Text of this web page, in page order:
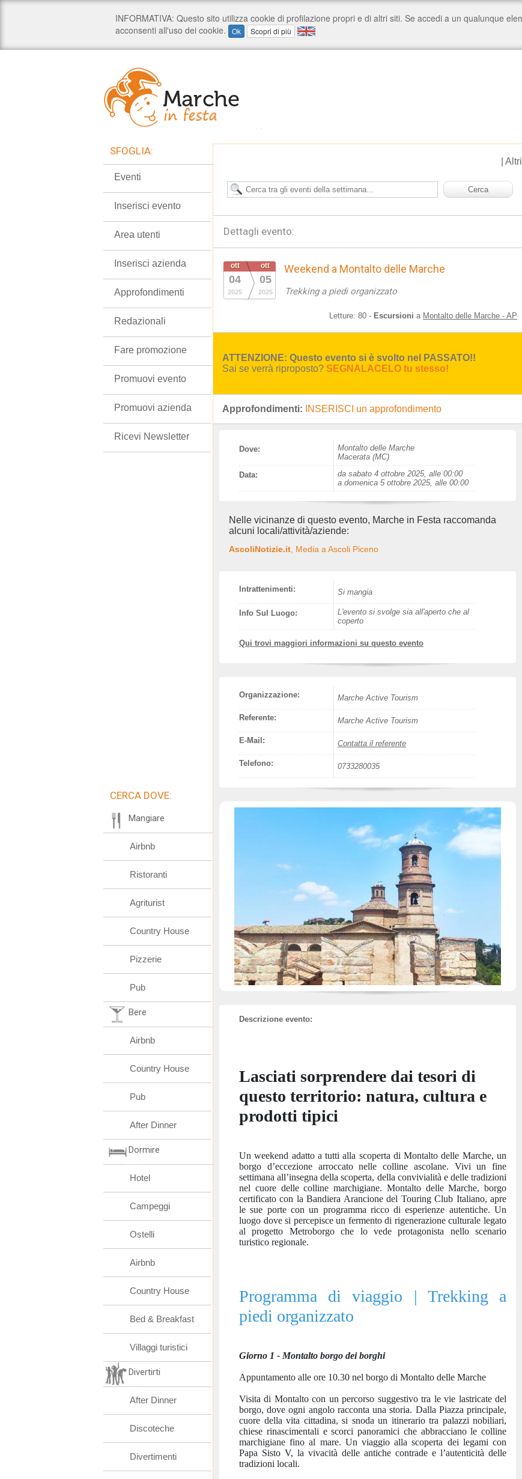
Altri
Dettagli evento:
ott
04
2025
ott
05
2025
Weekend a Montalto delle Marche
Trekking a piedi organizzato
Letture: 80 - Escursioni a Montalto delle Marche - AP
ATTENZIONE: Questo evento si è svolto nel PASSATO!!
Sai se verrà riproposto? SEGNALACELO tu stesso!
Approfondimenti: INSERISCI un approfondimento
Dove:
Montalto delle Marche
Macerata (MC)
Data:
da sabato 4 ottobre 2025, alle 00:00
a domenica 5 ottobre 2025, alle 00:00
Nelle vicinanze di questo evento, Marche in Festa raccomanda
alcuni locali/attività/aziende:
AscoliNotizie.it , Media a Ascoli Piceno
Intrattenimenti: Si mangia
Info Sul Luogo:
L'evento si svolge sia all'aperto che al
coperto
Qui trovi maggiori informazioni su questo evento
Organizzazione: Marche Active Tourism
Referente: Marche Active Tourism
E-Mail: Contatta il referente
Telefono: 0733280035
Descrizione evento:
Lasciati sorprendere dai tesori di
questo territorio: natura, cultura e
prodotti tipici
Un weekend adatto a tutti alla scoperta di Montalto delle Marche, un
borgo d’eccezione arroccato nelle colline ascolane. Vivi un fine
settimana all’insegna della scoperta, della convivialità e delle tradizioni
nel cuore delle colline marchigiane. Montalto delle Marche, borgo
certificato con la Bandiera Arancione del Touring Club Italiano, apre
le sue porte con un programma ricco di esperienze autentiche. Un
luogo dove si percepisce un fermento di rigenerazione culturale legato
al progetto Metroborgo che lo vede protagonista nello scenario
turistico regionale.
Programma di viaggio | Trekking a
piedi organizzato
Giorno 1 - Montalto borgo dei borghi
Appuntamento alle ore 10.30 nel borgo di Montalto delle Marche
Visita di Montalto con un percorso suggestivo tra le vie lastricate del
borgo, dove ogni angolo racconta una storia. Dalla Piazza principale,
cuore della vita cittadina, si snoda un itinerario tra palazzi nobiliari,
chiese rinascimentali e scorci panoramici che abbracciano le colline
marchigiane fino al mare. Un viaggio alla scoperta dei legami con
Papa Sisto V, la vivacità delle antiche contrade e l’autenticità delle
tradizioni locali.
SFOGLIA:
Eventi
Inserisci evento
Area utenti
Inserisci azienda
Approfondimenti
Redazionali
Fare promozione
Promuovi evento
Promuovi azienda
Ricevi Newsletter
CERCA DOVE:
Mangiare
Airbnb
Ristoranti
Agriturist
Country House
Pizzerie
Pub
Bere
Airbnb
Country House
Pub
After Dinner
Dormire
Hotel
Campeggi
Ostelli
Airbnb
Country House
Bed & Breakfast
Villaggi turistici
Divertirti
After Dinner
Discoteche
Divertimenti